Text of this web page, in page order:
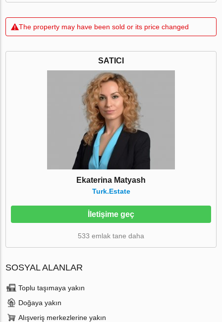
The property may have been sold or its price changed
SATICI
Ekaterina Matyash
Turk.Estate
İletişime geç
533 emlak tane daha
SOSYAL ALANLAR
Toplu taşımaya yakın
Doğaya yakın
Alışveriş merkezlerine yakın